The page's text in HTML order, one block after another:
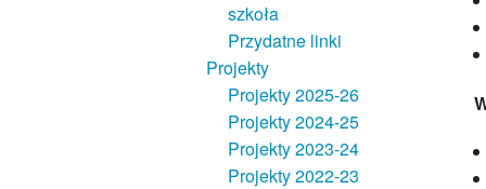
szkoła
Przydatne linki
Projekty
Projekty 2025-26
Projekty 2024-25
Projekty 2023-24
Projekty 2022-23